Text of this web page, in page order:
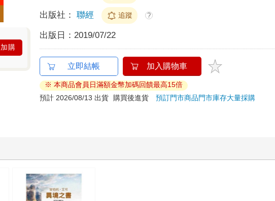
加購
出版社： 聯經 追蹤 ?
出版日： 2019/07/22
立即結帳 加入購物車
※ 本商品會員日滿額金幣加碼回饋最高15倍
預計 2026/08/13 出貨
購買後進貨預訂門市商品門市庫存大量採購